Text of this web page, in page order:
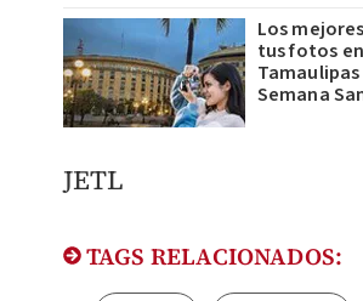
Los
tus fotos
Semana
JETL
TAGS RELACIONADOS: